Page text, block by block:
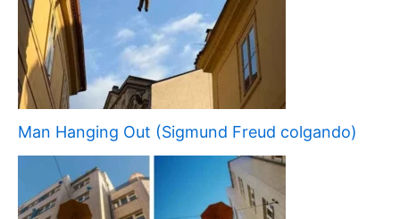
Man Hanging Out (Sigmund Freud colgando)